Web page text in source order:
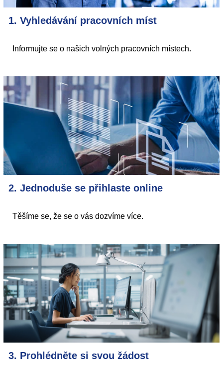
1. Vyhledávání pracovních míst
Informujte se o našich volných pracovních místech.
2. Jednoduše se přihlaste online
Těšíme se, že se o vás dozvíme více.
3. Prohlédněte si svou žádost